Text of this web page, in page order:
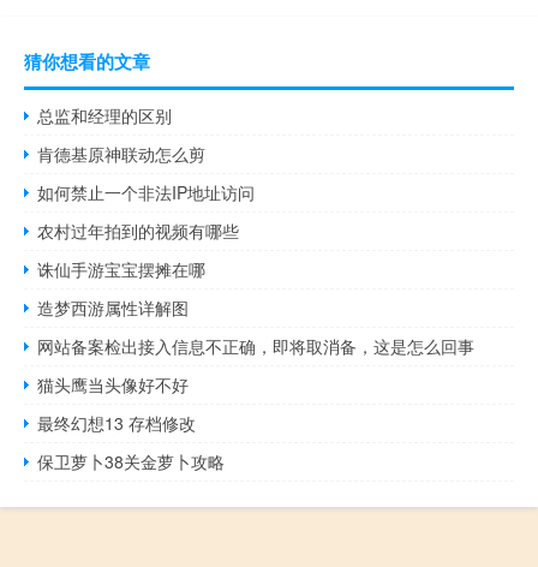
猜你想看的文章
总监和经理的区别
肯德基原神联动怎么剪
如何禁止一个非法IP地址访问
农村过年拍到的视频有哪些
诛仙手游宝宝摆摊在哪
造梦西游属性详解图
网站备案检出接入信息不正确，即将取消备，这是怎么回事
猫头鹰当头像好不好
最终幻想13 存档修改
保卫萝卜38关金萝卜攻略